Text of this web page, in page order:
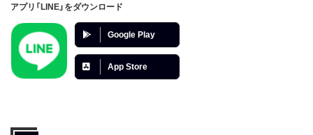
アプリ「LINE」をダウンロード
Google Play
App Store